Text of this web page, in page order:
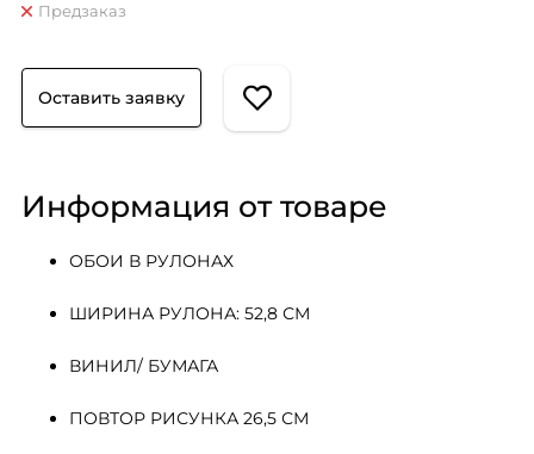
Предзаказ
Оставить заявку
Информация от товаре
ОБОИ В РУЛОНАХ
ШИРИНА РУЛОНА: 52,8 СМ
ВИНИЛ/ БУМАГА
ПОВТОР РИСУНКА 26,5 СМ